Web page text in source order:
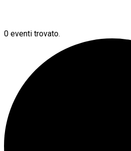
0 eventi trovato.